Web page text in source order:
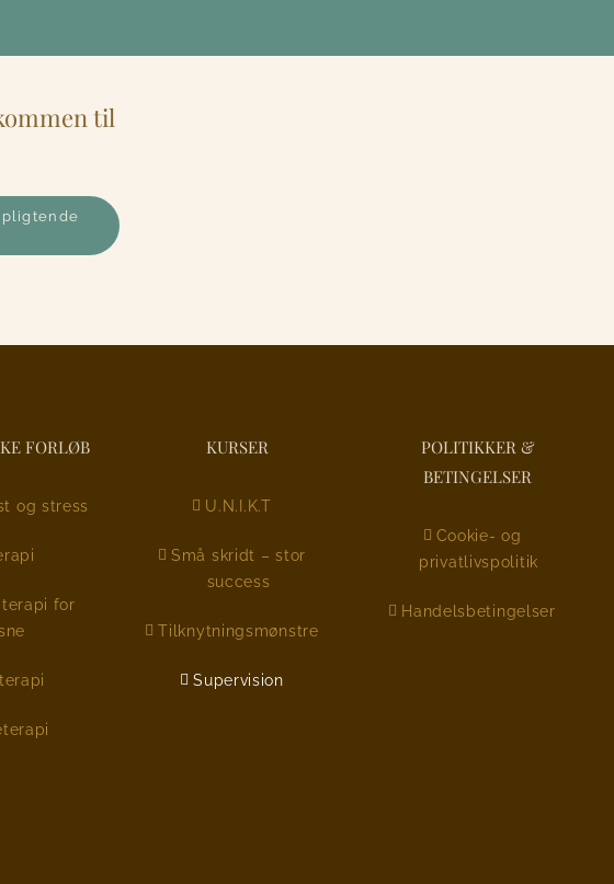
til
FORLØB
og stress
terapi for
KURSER
U.N.I.K.T
Små skridt – stor
success
Tilknytningsmønstre
Supervision
POLITIKKER &
BETINGELSER
Cookie- og
privatlivspolitik
Handelsbetingelser